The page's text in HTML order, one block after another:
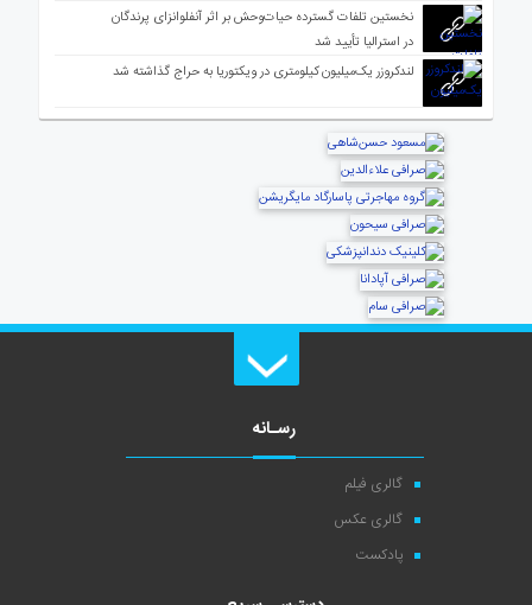
نخستین تلفات گسترده حیات‌وحش بر اثر آنفلوانزای پرندگان
در استرالیا تأیید شد
لندکروزر یک‌میلیون کیلومتری در ویکتوریا به حراج گذاشته شد
رسـانه
گالری فیلم
گالری عکس
پادکست